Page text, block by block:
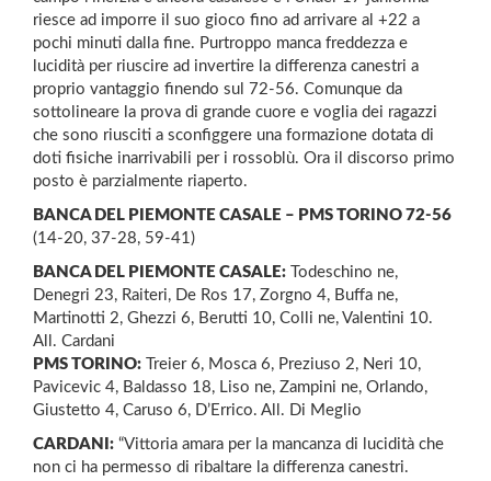
riesce ad imporre il suo gioco fino ad arrivare al +22 a
pochi minuti dalla fine. Purtroppo manca freddezza e
lucidità per riuscire ad invertire la differenza canestri a
proprio vantaggio finendo sul 72-56. Comunque da
sottolineare la prova di grande cuore e voglia dei ragazzi
che sono riusciti a sconfiggere una formazione dotata di
doti fisiche inarrivabili per i rossoblù. Ora il discorso primo
posto è parzialmente riaperto.
BANCA DEL PIEMONTE CASALE – PMS TORINO 72-56
(14-20, 37-28, 59-41)
BANCA DEL PIEMONTE CASALE: Todeschino ne,
Denegri 23, Raiteri, De Ros 17, Zorgno 4, Buffa ne,
Martinotti 2, Ghezzi 6, Berutti 10, Colli ne, Valentini 10.
All. Cardani
PMS TORINO: Treier 6, Mosca 6, Preziuso 2, Neri 10,
Pavicevic 4, Baldasso 18, Liso ne, Zampini ne, Orlando,
Giustetto 4, Caruso 6, D’Errico. All. Di Meglio
CARDANI: “Vittoria amara per la mancanza di lucidità che
non ci ha permesso di ribaltare la differenza canestri.